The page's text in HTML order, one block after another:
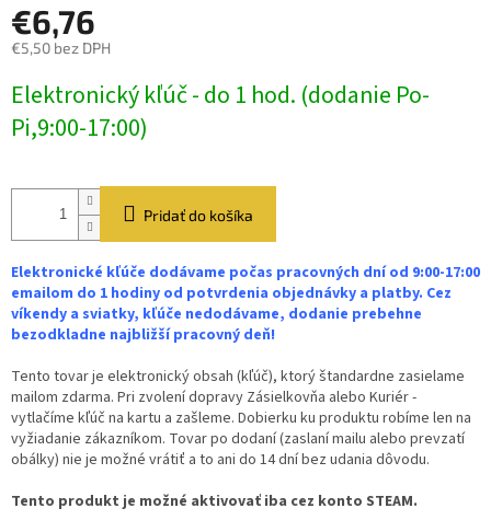
€6,76
€5,50 bez DPH
cena:
Elektronický kľúč - do 1 hod. (dodanie Po-
Pi,9:00-17:00)
Pridať do košíka
Elektronické kľúče dodávame počas pracovných dní od 9:00-17:00
emailom do 1 hodiny od potvrdenia objednávky a platby. Cez
víkendy a sviatky, kľúče nedodávame, dodanie prebehne
bezodkladne najbližší pracovný deň!
Tento tovar je elektronický obsah (kľúč), ktorý štandardne zasielame
mailom zdarma. Pri zvolení dopravy Zásielkovňa alebo Kuriér -
vytlačíme kľúč na kartu a zašleme. Dobierku ku produktu robíme len na
vyžiadanie zákazníkom. Tovar po dodaní (zaslaní mailu alebo prevzatí
obálky) nie je možné vrátiť a to ani do 14 dní bez udania dôvodu.
Tento produkt je možné aktivovať iba cez konto STEAM.